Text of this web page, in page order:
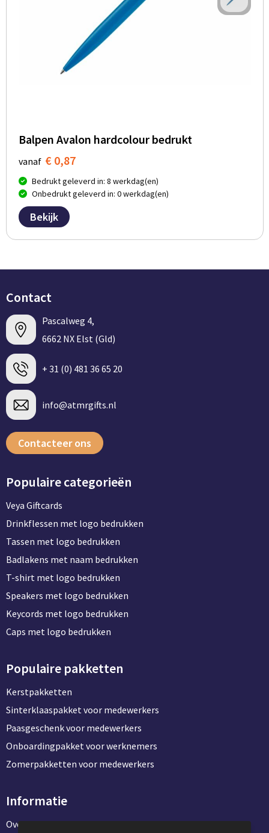
Balpen Avalon hardcolour bedrukt
vanaf € 0,87
Bedrukt geleverd in: 8 werkdag(en)
Onbedrukt geleverd in: 0 werkdag(en)
Bekijk
Contact
Pascalweg 4,
6662 NX Elst (Gld)
+ 31 (0) 481 36 65 20
info@atmrgifts.nl
Contacteer ons
Populaire categorieën
Veya Giftcards
Drinkflessen met logo bedrukken
Tassen met logo bedrukken
Badlakens met naam bedrukken
T-shirt met logo bedrukken
Speakers met logo bedrukken
Keycords met logo bedrukken
Caps met logo bedrukken
Populaire pakketten
Kerstpakketten
Sinterklaaspakket voor medewerkers
Paasgeschenk voor medewerkers
Onboardingpakket voor werknemers
Zomerpakketten voor medewerkers
Informatie
Over ons